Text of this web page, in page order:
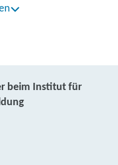
beim Institut für